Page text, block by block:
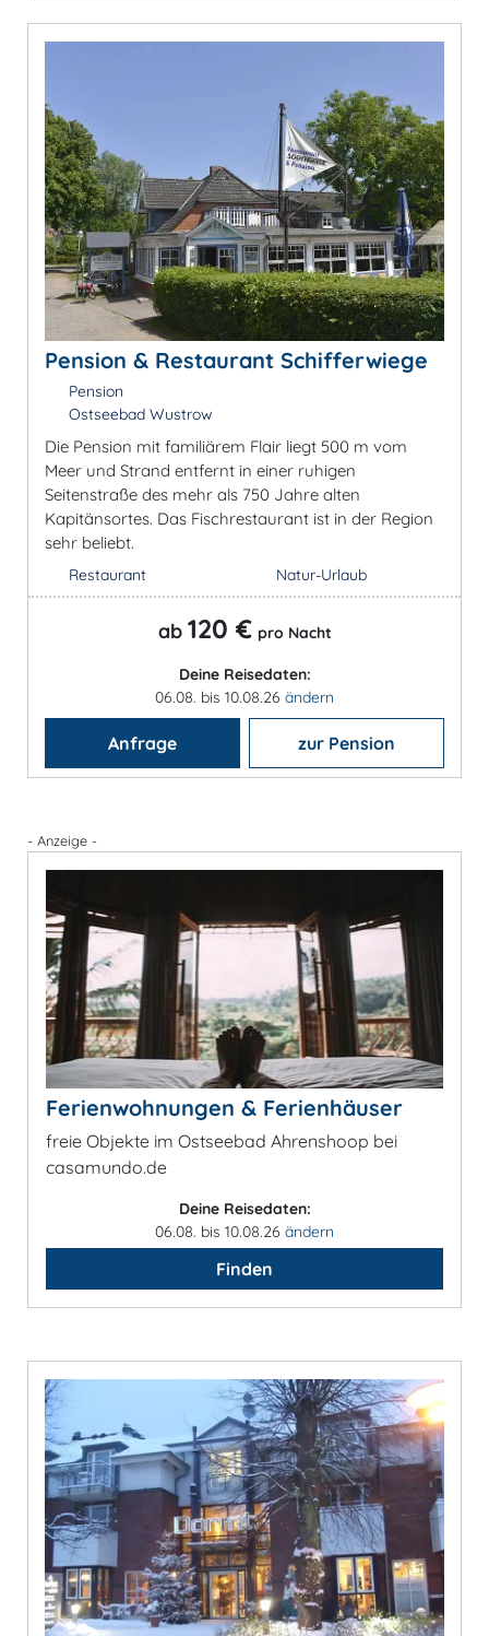
Pension & Restaurant Schifferwiege
Pension
Ostseebad Wustrow
Die Pension mit familiärem Flair liegt 500 m vom
Meer und Strand entfernt in einer ruhigen
Seitenstraße des mehr als 750 Jahre alten
Kapitänsortes. Das Fischrestaurant ist in der Region
sehr beliebt.
Restaurant Natur-Urlaub
ab 120 € pro Nacht
Deine Reisedaten:
06.08. bis 10.08.26 ändern
Anfrage zur Pension
- Anzeige -
Ferienwohnungen & Ferienhäuser
freie Objekte im Ostseebad Ahrenshoop bei
casamundo.de
Deine Reisedaten:
06.08. bis 10.08.26 ändern
Finden